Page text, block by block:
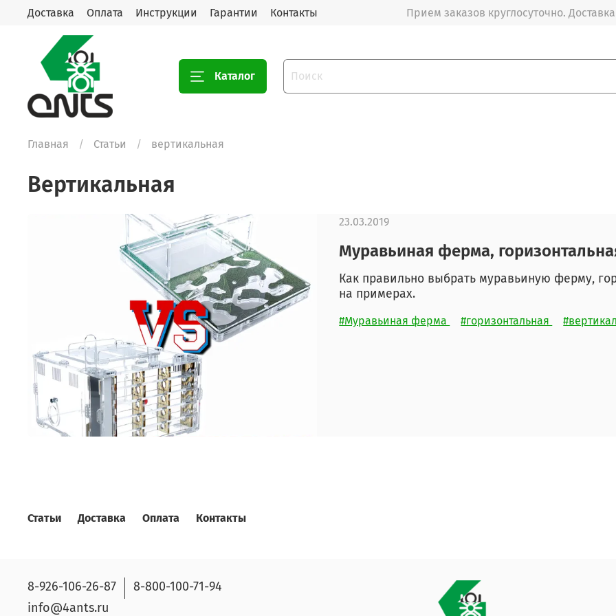
Доставка Оплата Инструкции Гарантии Контакты Прием заказов круглосуточно.
Каталог
Главная Статьи вертикальная
вертикальная
Муравьиная ферма,
Как правильно выбрать муравьиную ферму,
на примерах.
23.03.2019
#Муравьиная ферма #горизонтальная
Статьи Доставка Оплата Контакты
8-926-106-26-87
8-800-100-71-94
info@4ants.ru